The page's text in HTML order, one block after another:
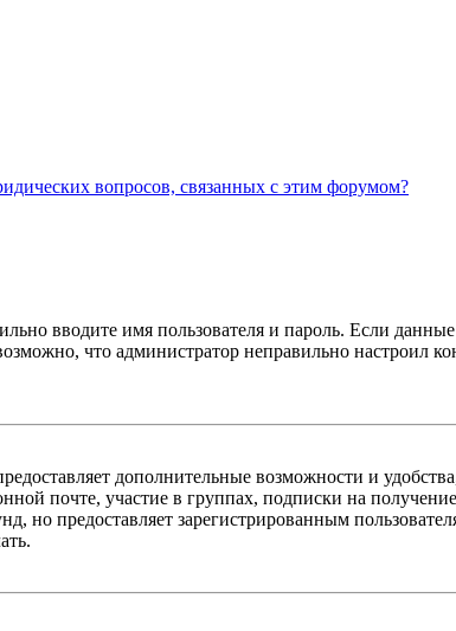
вопросов, связанных с этим форумом?
вводите имя пользователя и пароль. Если
что администратор неправильно настроил
дополнительные возможности и
почте, участие в группах, подписки на
но предоставляет зарегистрированным